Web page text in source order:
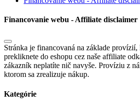
Financovanie webu - Affiliate disclaimer
Stránka je financovaná na základe provízií,
prekliknete do eshopu cez naše affiliate
zákazník neplatíte nič navyše. Províziu z
ktorom sa zrealizuje nákup.
Kategórie